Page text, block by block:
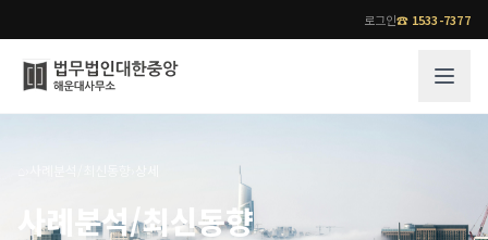
로그인☎ 1533-7377
오시는 길
기업 인사이트
사례분석/최신동향